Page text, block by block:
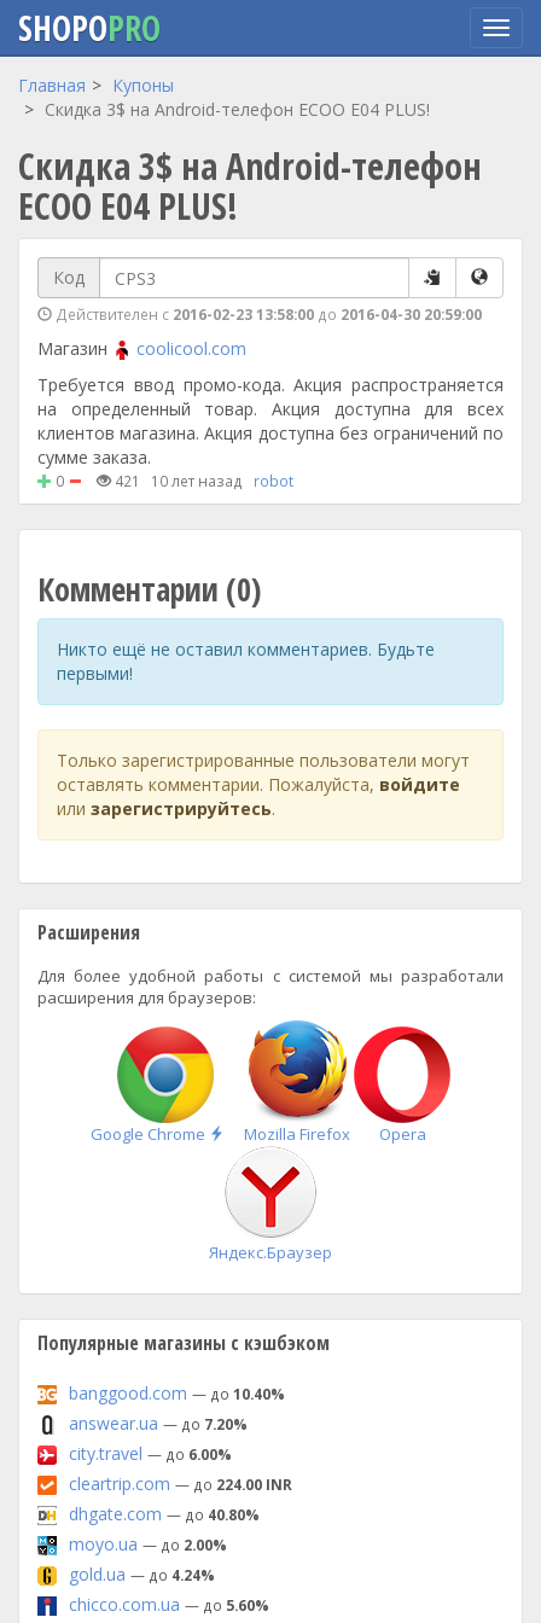
Перейти
содержанию
SHOPOPRO
Главная
Купоны
Скидка 3$ на Android-телефон ECOO E04 PLUS!
Скидка 3$ на Android-телефон
ECOO E04 PLUS!
Код
Действителен с 2016-02-23 13:58:00 до 2016-04-30 20:59:00
Магазин
coolicool.com
Требуется ввод промо-кода. Акция распространяется
на определенный товар. Акция доступна для всех
клиентов магазина. Акция доступна без ограничений по
сумме заказа.
0 421 10 лет назад robot
Комментарии (0)
Никто ещё не оставил комментариев. Будьте
первыми!
Только зарегистрированные пользователи могут
оставлять комментарии. Пожалуйста, войдите
или зарегистрируйтесь.
Расширения
Для более удобной работы с системой мы разработали
расширения для браузеров:
Google Chrome
Быстрая
установка
Mozilla Firefox Opera
Яндекс.Браузер
Популярные магазины с кэшбэком
banggood.com — до 10.40%
answear.ua — до 7.20%
city.travel — до 6.00%
cleartrip.com — до 224.00 INR
dhgate.com — до 40.80%
moyo.ua — до 2.00%
gold.ua — до 4.24%
chicco.com.ua — до 5.60%